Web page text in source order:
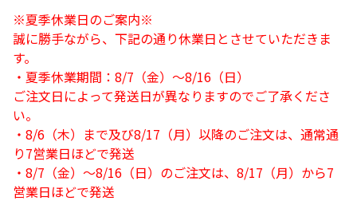
※夏季休業日のご案内※
誠に勝手ながら、下記の通り休業日とさせていただきま
す。
・夏季休業期間：8/7（金）～8/16（日）
ご注文日によって発送日が異なりますのでご了承くださ
い。
・8/6（木）まで及び8/17（月）以降のご注文は、通常通
り7営業日ほどで発送
・8/7（金）～8/16（日）のご注文は、8/17（月）から7
営業日ほどで発送